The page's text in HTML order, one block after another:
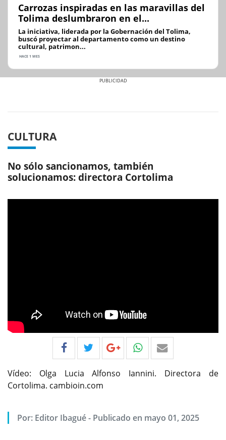
Carrozas inspiradas en las maravillas del
Tolima deslumbraron en el...
La iniciativa, liderada por la Gobernación del Tolima,
buscó proyectar al departamento como un destino
cultural, patrimon...
HACE 1 MES
CULTURA
No sólo sancionamos, también
solucionamos: directora Cortolima
Vídeo: Olga Lucia Alfonso Iannini. Directora de
Cortolima. cambioin.com
Por: Editor Ibagué- Publicado en mayo 01, 2025